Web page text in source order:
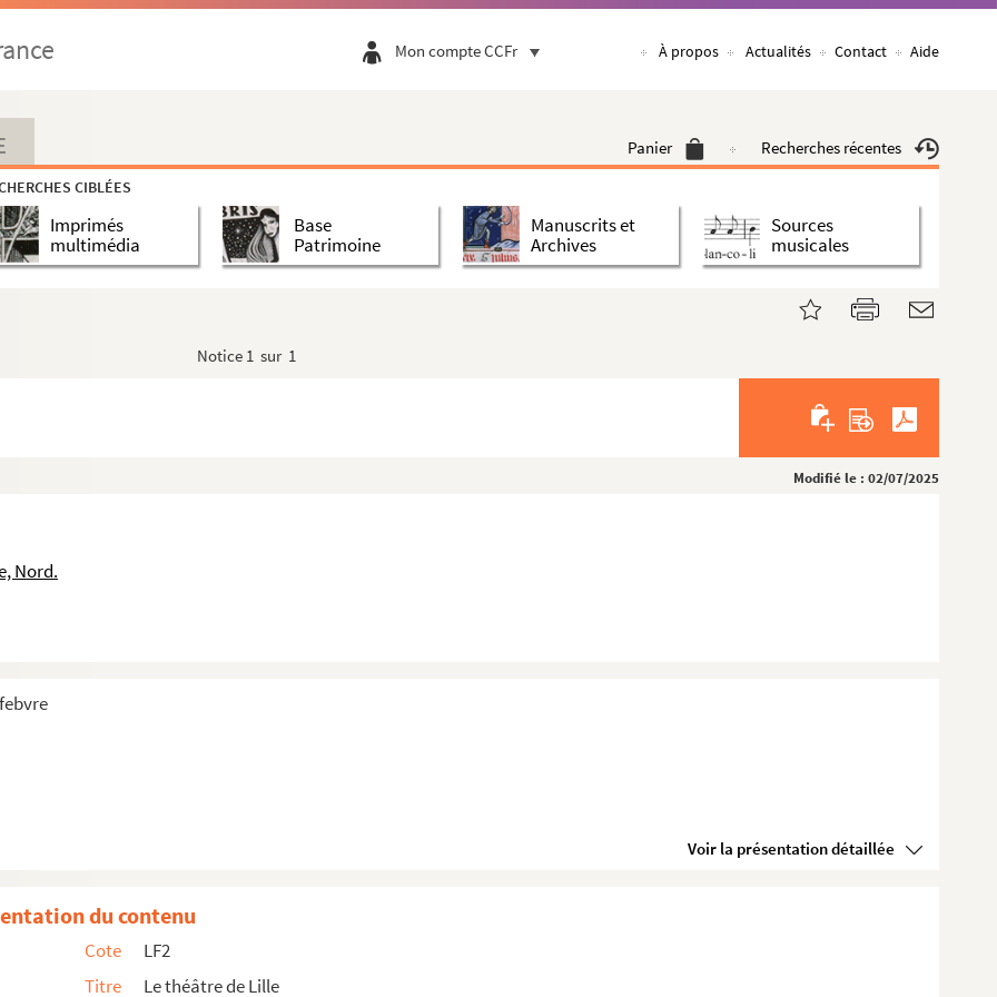
Mon compte CCFr À propos Actualités Contact Aide
Panier Recherches récentes
CIBLÉES
Imprimés
multimédia
Base
Patrimoine
Manuscrits et
Archives
Sources
musicales
Notice 1 sur 1
Modifié le : 02/07/2025
Nord.
Voir la présentation détaillée
1892
du contenu
Cote
LF2
Titre
Le théâtre de Lille